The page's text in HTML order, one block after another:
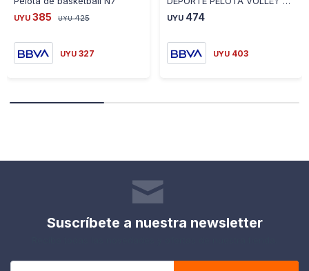
UYU 385 UYU 425
UYU 327
UYU 474
UYU 403
Suscríbete a nuestra newsletter